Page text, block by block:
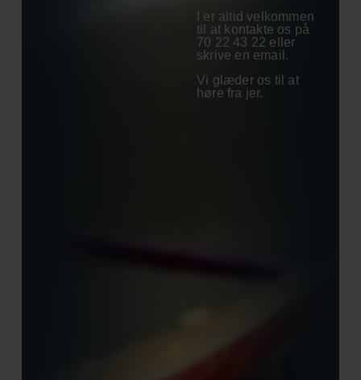
I er altid velkommen
til at kontakte os på
70 22 43 22 eller
skrive en email.
Vi glæder os til at
høre fra jer.